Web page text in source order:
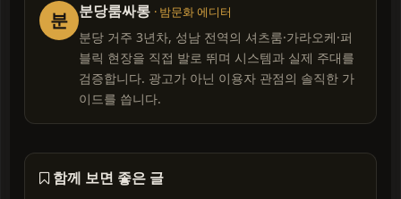
분 분당룸싸롱 · 밤문화 에디터
분당 거주 3년차, 성남 전역의 셔츠룸·가라오케·퍼
블릭 현장을 직접 발로 뛰며 시스템과 실제 주대를
검증합니다. 광고가 아닌 이용자 관점의 솔직한 가
이드를 씁니다.
함께 보면 좋은 글